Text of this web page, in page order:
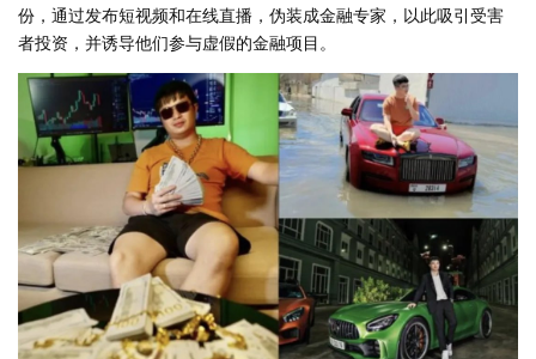
份，通过发布短视频和在线直播，伪装成金融专家，以此吸引受害
者投资，并诱导他们参与虚假的金融项目。